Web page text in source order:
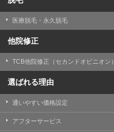
医療脱毛・永久脱毛
他院修正
TCB他院修正（セカンドオピニオン）
選ばれる理由
通いやすい価格設定
アフターサービス